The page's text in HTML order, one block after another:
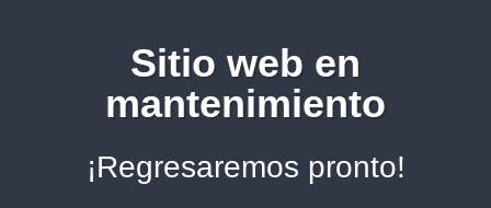
Sitio web en
mantenimiento
¡Regresaremos pronto!